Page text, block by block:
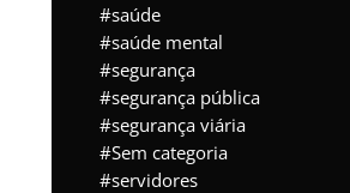
saúde
saúde mental
segurança
segurança pública
segurança viária
Sem categoria
servidores